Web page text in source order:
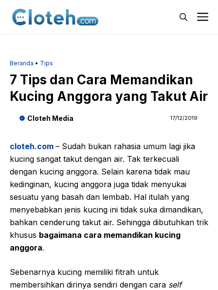
Beranda • Tips
7 Tips dan Cara Memandikan
Kucing Anggora yang Takut Air
Cloteh Media 17/12/2019
cloteh.com – Sudah bukan rahasia umum lagi jika
kucing sangat takut dengan air. Tak terkecuali
dengan kucing anggora. Selain karena tidak mau
kedinginan, kucing anggora juga tidak menyukai
sesuatu yang basah dan lembab. Hal itulah yang
menyebabkan jenis kucing ini tidak suka dimandikan,
bahkan cenderung takut air. Sehingga dibutuhkan trik
khusus bagaimana cara memandikan kucing
anggora.
Sebenarnya kucing memiliki fitrah untuk
membersihkan dirinya sendiri dengan cara self